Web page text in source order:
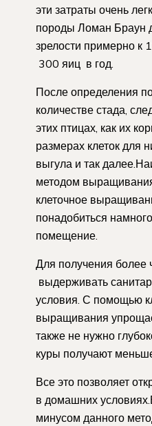
эти затраты очень
породы Ломан Браун
зрелости примерно к
300 яиц в год.
После определения
количестве стада,
этих птицах, как их
размерах клеток для
выгула и так
методом
клеточное
понадобиться
помещение.
Для получения более
выдерживать
условия. С помощью
выращивания
также не нужно
куры получают
Все это позволяет
в домашних
минусом данного